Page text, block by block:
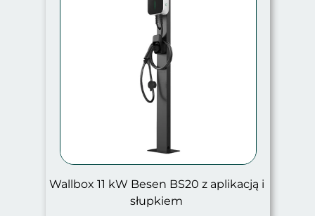
Wallbox 11 kW Besen BS20 z aplikacją i
słupkiem